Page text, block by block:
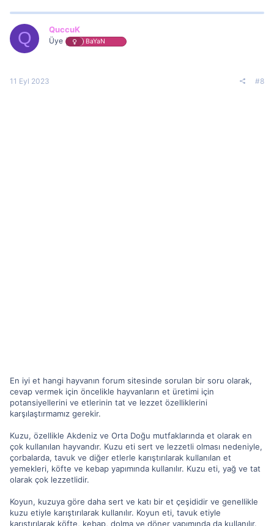
Q QuccuK
Üye BaYaN
11 Eyl 2023 #8
En iyi et hangi hayvanın forum sitesinde sorulan bir soru olarak,
cevap vermek için öncelikle hayvanların et üretimi için
potansiyellerini ve etlerinin tat ve lezzet özelliklerini
karşılaştırmamız gerekir.
Kuzu, özellikle Akdeniz ve Orta Doğu mutfaklarında et olarak en
çok kullanılan hayvandır. Kuzu eti sert ve lezzetli olması nedeniyle,
çorbalarda, tavuk ve diğer etlerle karıştırılarak kullanılan et
yemekleri, köfte ve kebap yapımında kullanılır. Kuzu eti, yağ ve tat
olarak çok lezzetlidir.
Koyun, kuzuya göre daha sert ve katı bir et çeşididir ve genellikle
kuzu etiyle karıştırılarak kullanılır. Koyun eti, tavuk etiyle
karıştırılarak köfte, kebap, dolma ve döner yapımında da kullanılır.